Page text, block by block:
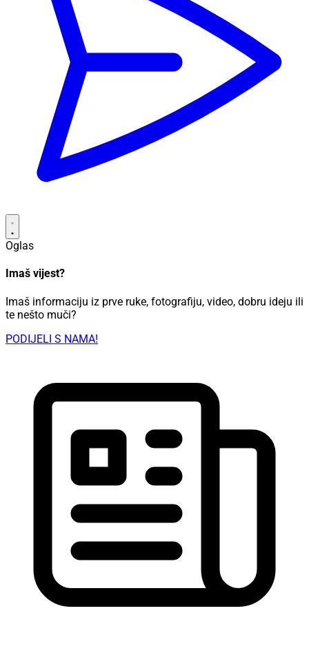
Oglas
Imaš vijest?
Imaš informaciju iz prve ruke, fotografiju, video, dobru ideju ili
te nešto muči?
PODIJELI S NAMA!